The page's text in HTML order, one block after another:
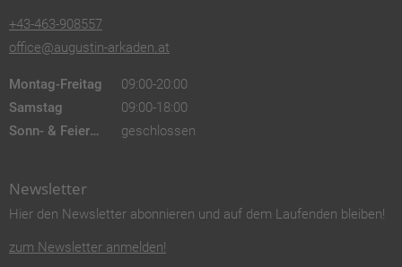
+43-463-908557
office@augustin-arkaden.at
Montag-Freitag
09:00-20:00
Samstag
09:00-18:00
Sonn- & Feiertags
geschlossen
Newsletter
Hier den Newsletter abonnieren und auf dem Laufenden bleiben!
zum Newsletter anmelden!